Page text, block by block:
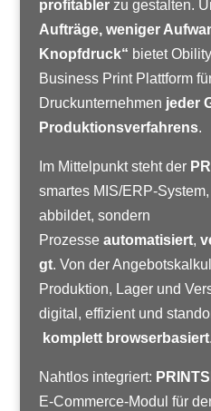
profitablerzu gestalten.
Aufträge, weniger
Knopfdruck“ bietet
Business Print Plattform
Druckunternehmen jeder
Produktionsverfahrens.
Im Mittelpunkt steht der
smartes MIS/ERP-
abbildet, sondern
Prozesse automatisiert,
gt. Von der
Produktion, Lager und
digital, effizient und
komplett browserbasiert.
Nahtlos integriert:
E-Commerce-Modul für